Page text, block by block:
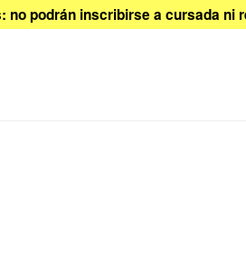
podrán inscribirse a cursada ni